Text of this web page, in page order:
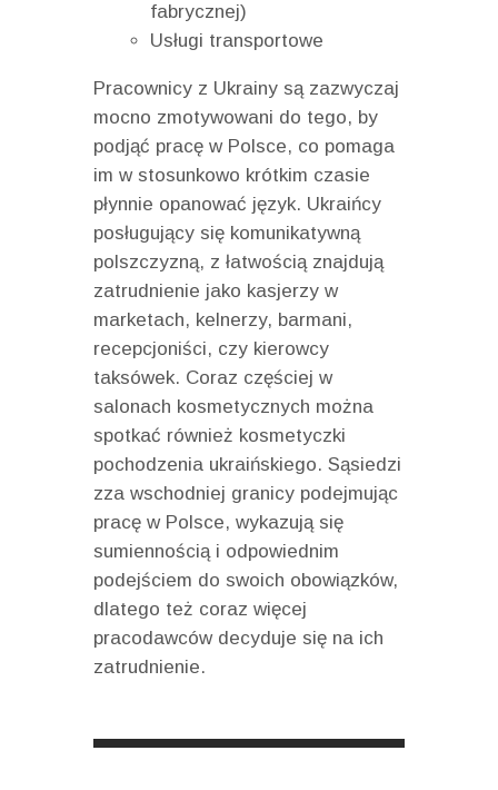
fabrycznej)
Usługi transportowe
Pracownicy z Ukrainy są zazwyczaj
mocno zmotywowani do tego, by
podjąć pracę w Polsce, co pomaga
im w stosunkowo krótkim czasie
płynnie opanować język. Ukraińcy
posługujący się komunikatywną
polszczyzną, z łatwością znajdują
zatrudnienie jako kasjerzy w
marketach, kelnerzy, barmani,
recepcjoniści, czy kierowcy
taksówek. Coraz częściej w
salonach kosmetycznych można
spotkać również kosmetyczki
pochodzenia ukraińskiego. Sąsiedzi
zza wschodniej granicy podejmując
pracę w Polsce, wykazują się
sumiennością i odpowiednim
podejściem do swoich obowiązków,
dlatego też coraz więcej
pracodawców decyduje się na ich
zatrudnienie.